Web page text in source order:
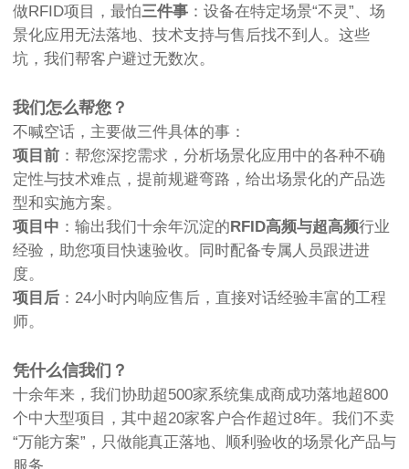
做RFID项目，最怕三件事 ：设备在特定场景“不灵”、场
景化应用无法落地、技术支持与售后找不到人。这些
坑，我们帮客户避过无数次。
我们怎么帮您？
不喊空话，主要做三件具体的事：
项目前 ：帮您深挖需求，分析场景化应用中的各种不确
定性与技术难点，提前规避弯路，给出场景化的产品选
型和实施方案。
项目中 ：输出我们十余年沉淀的RFID高频与超高频行业
经验，助您项目快速验收。同时配备专属人员跟进进
度。
项目后 ：24小时内响应售后，直接对话经验丰富的工程
师。
凭什么信我们？
十余年来，我们协助超500家系统集成商成功落地超800
个中大型项目，其中超20家客户合作超过8年。我们不卖
“万能方案”，只做能真正落地、顺利验收的场景化产品与